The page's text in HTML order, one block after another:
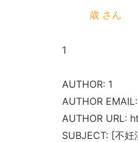
歳 さん
1
AUTHOR: 1
AUTHOR
AUTHOR URL:
SUBJECT: [不